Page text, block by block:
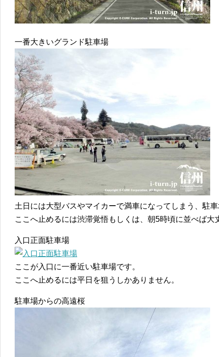
一番大きいグランド駐車場
土日には大型バスやマイカーで満車になってしまう、駐
ここへ止めるには渋滞覚悟もしくは、朝5時頃に並べば大
入口正面駐車場
ここが入口に一番近い駐車場です。
ここへ止めるには平日を狙うしかありません。
駐車場からの高遠桜